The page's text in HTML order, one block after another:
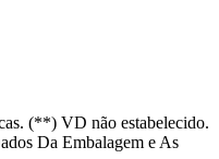
(**) VD não estabelecido.
Da Embalagem e As